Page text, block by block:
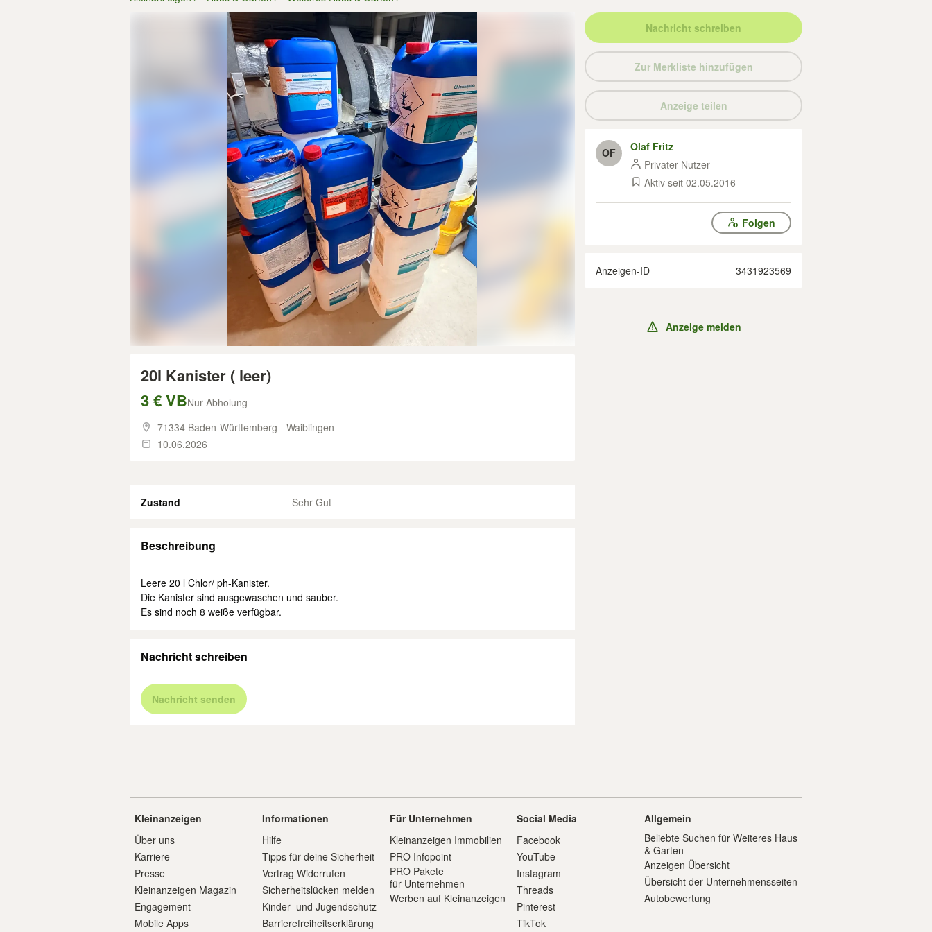
20l Kanister ( leer)
3 € VBNur Abholung
71334 Baden-Württemberg - Waiblingen
10.06.2026
Zustand Sehr Gut
Beschreibung
Leere 20 l Chlor/ ph-Kanister.
Die Kanister sind ausgewaschen und sauber.
Es sind noch 8 weiße verfügbar.
Nachricht schreiben
Nachricht senden
Nachricht schreiben
Zur Merkliste hinzufügen
Anzeige teilen
OF
Olaf Fritz
Privater Nutzer
Aktiv seit 02.05.2016
Folgen
Anzeigen-ID 3431923569
Anzeige melden
Kleinanzeigen
Über uns
Karriere
Presse
Kleinanzeigen Magazin
Engagement
Mobile Apps
Informationen
Hilfe
Tipps für deine Sicherheit
Vertrag Widerrufen
Sicherheitslücken melden
Kinder- und Jugendschutz
Barrierefreiheitserklärung
Für Unternehmen
Kleinanzeigen Immobilien
PRO Infopoint
PRO Pakete
für Unternehmen
Werben auf Kleinanzeigen
Social Media
Facebook
YouTube
Instagram
Threads
Pinterest
TikTok
Allgemein
Beliebte Suchen für Weiteres Haus
& Garten
Anzeigen Übersicht
Übersicht der Unternehmensseiten
Autobewertung